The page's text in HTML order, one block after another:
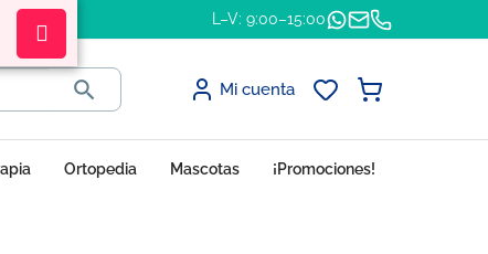
L–V: 9:00–15:00
 Mi cuenta
Ortopedia Mascotas ¡Promociones!